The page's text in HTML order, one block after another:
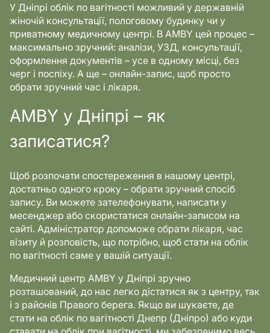
У Дніпрі облік по вагітності можливий у державній
жіночій консультації, пологовому будинку чи у
приватному медичному центрі. В AMBY цей процес –
максимально зручний: аналізи, УЗД, консультації,
оформлення документів – усе в одному місці, без
черг і поспіху. А ще – онлайн-запис, щоб просто
обрати зручний час і лікаря.
AMBY у Дніпрі – як
записатися?
Щоб розпочати спостереження в нашому центрі,
достатньо одного кроку – обрати зручний спосіб
запису. Ви можете зателефонувати, написати у
месенджер або скористатися онлайн-записом на
сайті. Адміністратор допоможе обрати лікаря, час
візиту й розповість, що потрібно, щоб стати на облік
по вагітності саме у вашій ситуації.
Медичний центр AMBY у Дніпрі зручно
розташований, до нас легко дістатися як з центру, так
і з районів Правого берега. Якщо ви шукаєте, де
стати на облік по вагітності Днепр (Дніпро) або куди